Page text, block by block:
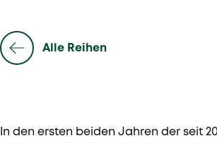
Alle Reihen
In den ersten beiden Jahren der seit